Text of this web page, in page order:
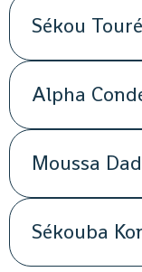
Sékou
Alpha
Moussa
Sékouba